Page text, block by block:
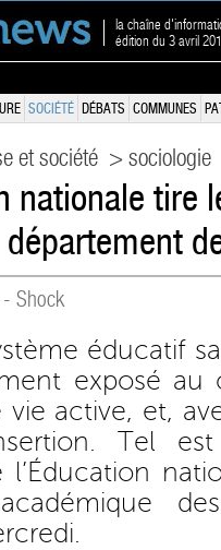
la chaîne
édition du 3 avril
SOCIÉTÉ DÉBATS COMMUNES
et société > sociologie
nationale tire
Shock
éducatif
exposé
active, et,
Tel
l’Éducation